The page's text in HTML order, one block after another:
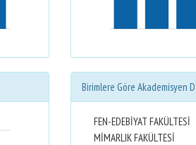
Birimlere Göre Akademisyen
FEN-EDEBİYAT FAKÜLTESİ
MİMARLIK FAKÜLTESİ